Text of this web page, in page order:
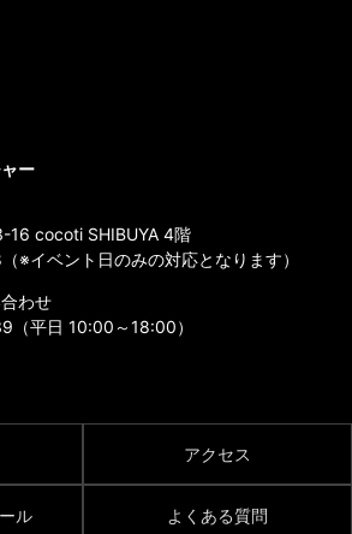
ー
16 cocoti SHIBUYA 4階
（※イベント日のみの対応となります）
わせ
（平日 10:00～18:00）
アクセス
ル よくある質問